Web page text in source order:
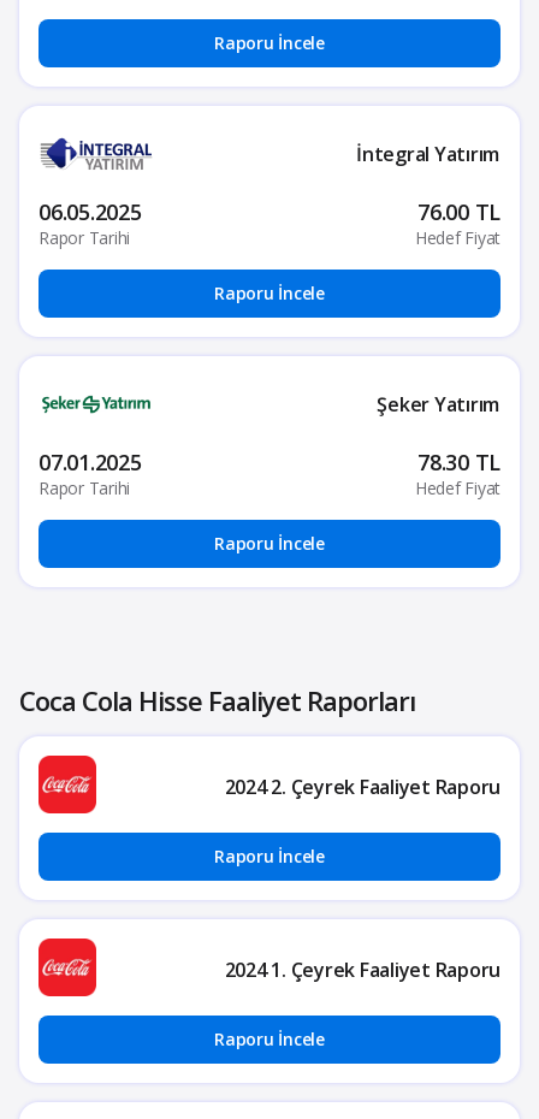
Raporu İncele
İntegral Yatırım
06.05.2025
Rapor Tarihi
76.00 TL
Hedef Fiyat
Raporu İncele
Şeker Yatırım
07.01.2025
Rapor Tarihi
78.30 TL
Hedef Fiyat
Raporu İncele
Coca Cola Hisse Faaliyet Raporları
2024 2. Çeyrek Faaliyet Raporu
Raporu İncele
2024 1. Çeyrek Faaliyet Raporu
Raporu İncele